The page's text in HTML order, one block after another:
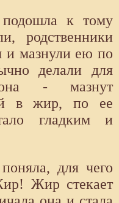
подошла к тому
родственники
и мазнули ею по
делали для
- мазнут
в жир, по ее
гладким и
для чего
Жир стекает